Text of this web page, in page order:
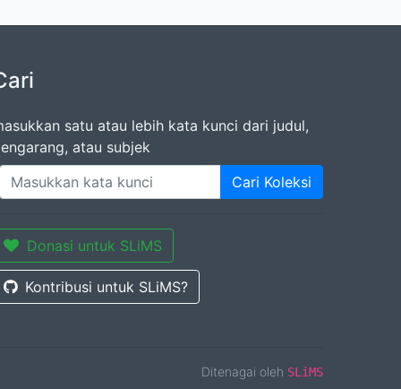
satu atau lebih kata kunci dari judul,
atau subjek
Cari Koleksi
Donasi untuk SLiMS
Kontribusi untuk SLiMS?
Ditenagai oleh SLiMS